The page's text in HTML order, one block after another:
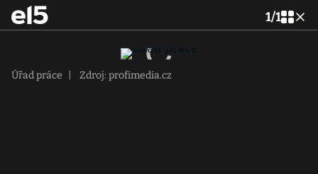
1/1
Úřad práce Zdroj: profimedia.cz